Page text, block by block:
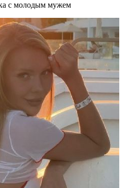
с молодым мужем